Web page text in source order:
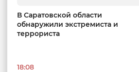
В Саратовской области
обнаружили экстремиста и
террориста
18:08